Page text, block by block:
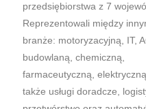
przedsiębiorstwa z 7
Reprezentowali między
branże: motoryzacyjną, IT,
budowlaną, chemiczną,
farmaceutyczną,
także usługi doradcze,